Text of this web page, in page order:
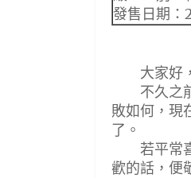
發售日期：
大家好，
不久之前
敗如何，現
了。
若平常喜
歡的話，便